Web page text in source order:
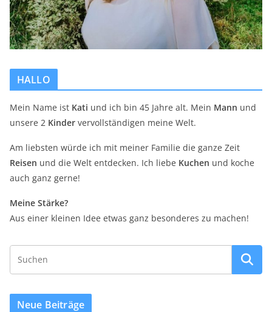
HALLO
Mein Name ist Kati und ich bin 45 Jahre alt. Mein Mann und
unsere 2 Kinder vervollständigen meine Welt.
Am liebsten würde ich mit meiner Familie die ganze Zeit
Reisen und die Welt entdecken. Ich liebe Kuchen und koche
auch ganz gerne!
Meine Stärke?
Aus einer kleinen Idee etwas ganz besonderes zu machen!
Neue Beiträge